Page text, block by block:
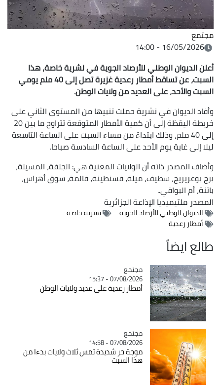
مجتمع
16/05/2026 - 14:00
أعلن الديوان الوطني للأرصاد الجوية في نشرية خاصة، هذا
السبت، عن تساقط أمطار رعدية غزيرة تصل إلى 40 ملم يومي
السبت والأحد، على العديد من ولايات الوطن.
وأفاد الديوان في نشرية حملت تنبيها من المستوى الثاني على
خريطة اليقظة إلى أن كمية الأمطار المتوقعة تتراوح ما بين 20
إلى 40 ملم، وذلك ابتداءً من مساء السبت على الساعة التاسعة
ليلا إلى غاية يوم الأحد على الساعة السادسة صباحا.
وأضاف المصدر ذاته أن الولايات المعنية هي: الجلفة، المسيلة،
برج بوعريريج، سطيف، ميلة، قسنطينة، قالمة، سوق أهراس،
باتنة، أم البواقي..
المصدرملتيميديا الإذاعة الجزائرية
الديوان الوطني للأرصاد الجوية
نشرية خاصة
أمطار رعدية
طالع ايضاً
Catégorie
مجتمع
07/08/2026 - 15:37
أمطار رعدية على عديد ولايات الوطن
Catégorie
مجتمع
07/08/2026 - 14:58
موجة حر شديدة تمس ثلاث ولايات بدءا من
هذا السبت